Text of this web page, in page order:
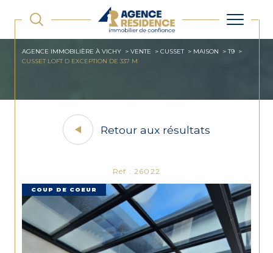
AGENCE IMMOBILIÈRE À VICHY VENTE CUSSET MAISON
T9
CUSSET LOFT D EXCEPTION DE 337 M
Retour aux résultats
Réf : 26022
COUP DE COEUR